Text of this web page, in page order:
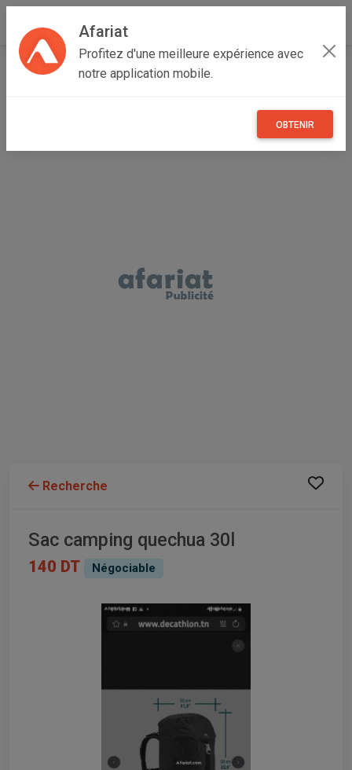
Afariat
Profitez d'une meilleure expérience avec
notre application mobile.
OBTENIR
Accueil Loisirs Grand Tunis
Ben Arous
Recherche
Sac camping quechua 30l
140 DT Négociable